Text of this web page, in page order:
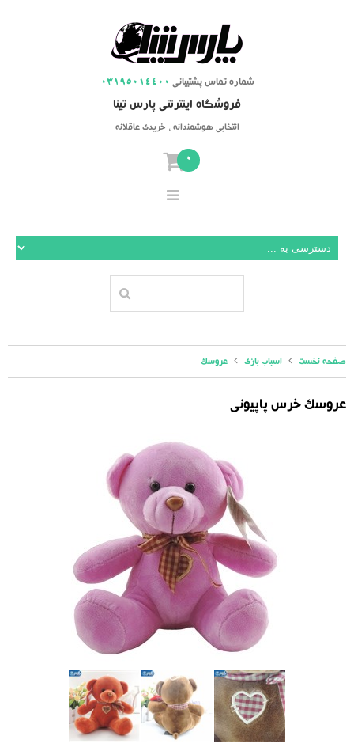
03195014400 شماره تماس پشتیبانی
فروشگاه اینترنتی پارس تینا
انتخابی هوشمندانه ، خریدی عاقلانه
0
صفحه نخست اسباب بازی عروسک
عروسک خرس پاپیونی